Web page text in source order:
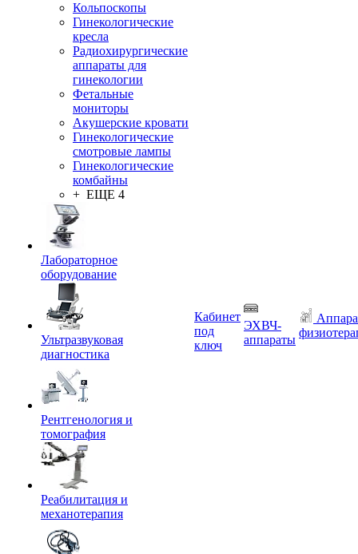
Кольпоскопы
Гинекологические
кресла
Радиохирургические
аппараты для
гинекологии
Фетальные
мониторы
Акушерские кровати
Гинекологические
смотровые лампы
Гинекологические
комбайны
+ ЕЩЕ 4
Лабораторное
оборудование
Ультразвуковая
диагностика
Рентгенология и
томография
Реабилитация и
механотерапия
Кабинет
под
ключ
ЭХВЧ-
аппараты